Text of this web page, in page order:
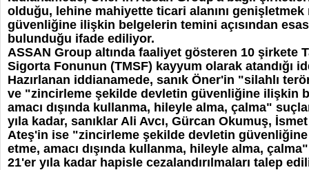
olduğu, lehine mahiyette ticari alanını genişletmek
güvenliğine ilişkin belgelerin temini açısından
bulunduğu ifade ediliyor.
ASSAN Group altında faaliyet gösteren 10 şirkete
Sigorta Fonunun (TMSF) kayyum olarak atandığı
Hazırlanan iddianamede, sanık Öner'in "silahlı
ve "zincirleme şekilde devletin güvenliğine ilişkin
amacı dışında kullanma, hileyle alma, çalma"
yıla kadar, sanıklar Ali Avcı, Gürcan Okumuş,
Ateş'in ise "zincirleme şekilde devletin
etme, amacı dışında kullanma, hileyle alma,
21'er yıla kadar hapisle cezalandırılmaları talep